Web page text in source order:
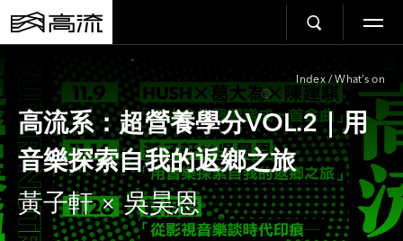
Index / What’s on
高流系：超營養學分VOL.2｜用
音樂探索自我的返鄉之旅
黃子軒 × 吳昊恩